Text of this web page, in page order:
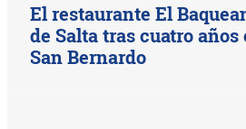
El restaurante El
de Salta tras cuatro
San Bernardo